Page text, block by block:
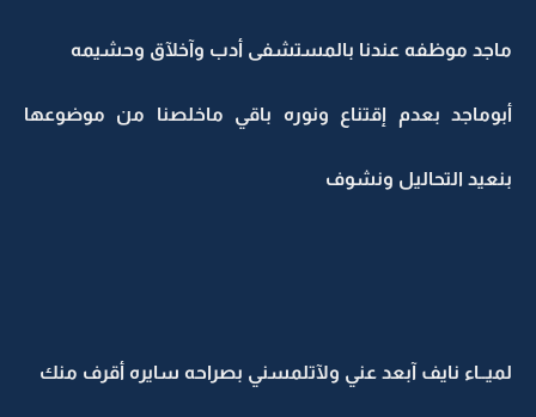
ماجد موظفه عندنا بالمستشفى أدب وآخلآق وحشيمه
أبوماجد بعدم إقتناع ونوره باقي ماخلصنا من موضوعها
بنعيد التحاليل ونشوف
لميــاء نايف آبعد عني ولآتلمسني بصراحه سايره أقرف منك